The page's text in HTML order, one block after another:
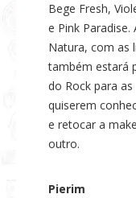
Bege Fresh,
e Pink Paradise.
Natura, com as
também estará
do Rock para
quiserem
e retocar a
outro.
Pierim